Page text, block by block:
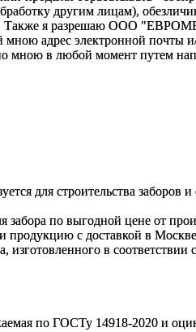
другим лицам),
Также я разрешаю ООО
адрес электронной почты
в любой момент путем
для строительства
забора по выгодной цене от
с доставкой в
в соответствии
по ГОСТу 14918-2020 и